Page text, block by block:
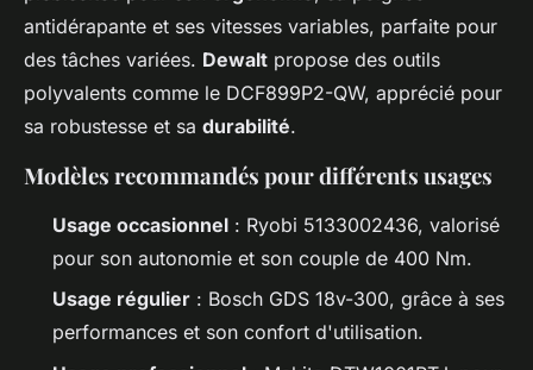
antidérapante et ses vitesses variables, parfaite pour
des tâches variées. Dewalt propose des outils
polyvalents comme le DCF899P2-QW, apprécié pour
sa robustesse et sa durabilité.
Modèles recommandés pour différents usages
Usage occasionnel : Ryobi 5133002436, valorisé
pour son autonomie et son couple de 400 Nm.
Usage régulier : Bosch GDS 18v-300, grâce à ses
performances et son confort d'utilisation.